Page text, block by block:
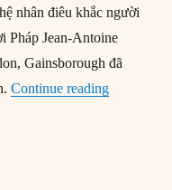
nhân điêu khắc người
Pháp Jean-Antoine
Gainsborough đã
Continue reading“Thomas